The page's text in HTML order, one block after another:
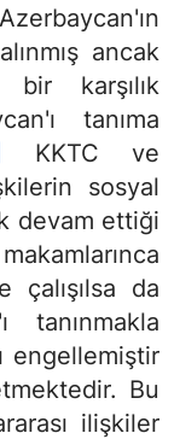
ancak
bir karşılık
tanıma
KKTC ve
sosyal
devam ettiği
çalışılsa da
tanınmakla
engellemiştir
Bu
ilişkiler